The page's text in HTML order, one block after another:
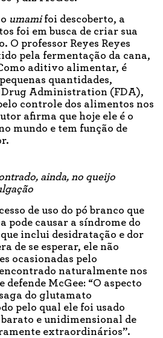
umamifoi descoberto, a
foi em busca de criar sua
O professor Reyes Reyes
pela fermentação da cana,
aditivo alimentar, é
quantidades,
Drug Administration (FDA),
controle dos alimentos nos
afirma que hoje ele é o
mundo e tem função de
ainda, no queijo
de uso do pó branco que
pode causar a síndrome do
inclui desidratação e dor
de se esperar, ele não
ocasionadas pelo
naturalmente nos
McGee: “O aspecto
do glutamato
pelo qual ele foi usado
e unidimensional de
extraordinários”.